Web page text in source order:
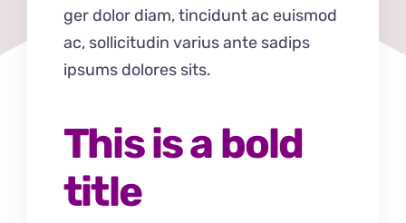
ger dolor diam, tincidunt ac euismod
ac, sollicitudin varius ante sadips
ipsums dolores sits.
This is a bold
title